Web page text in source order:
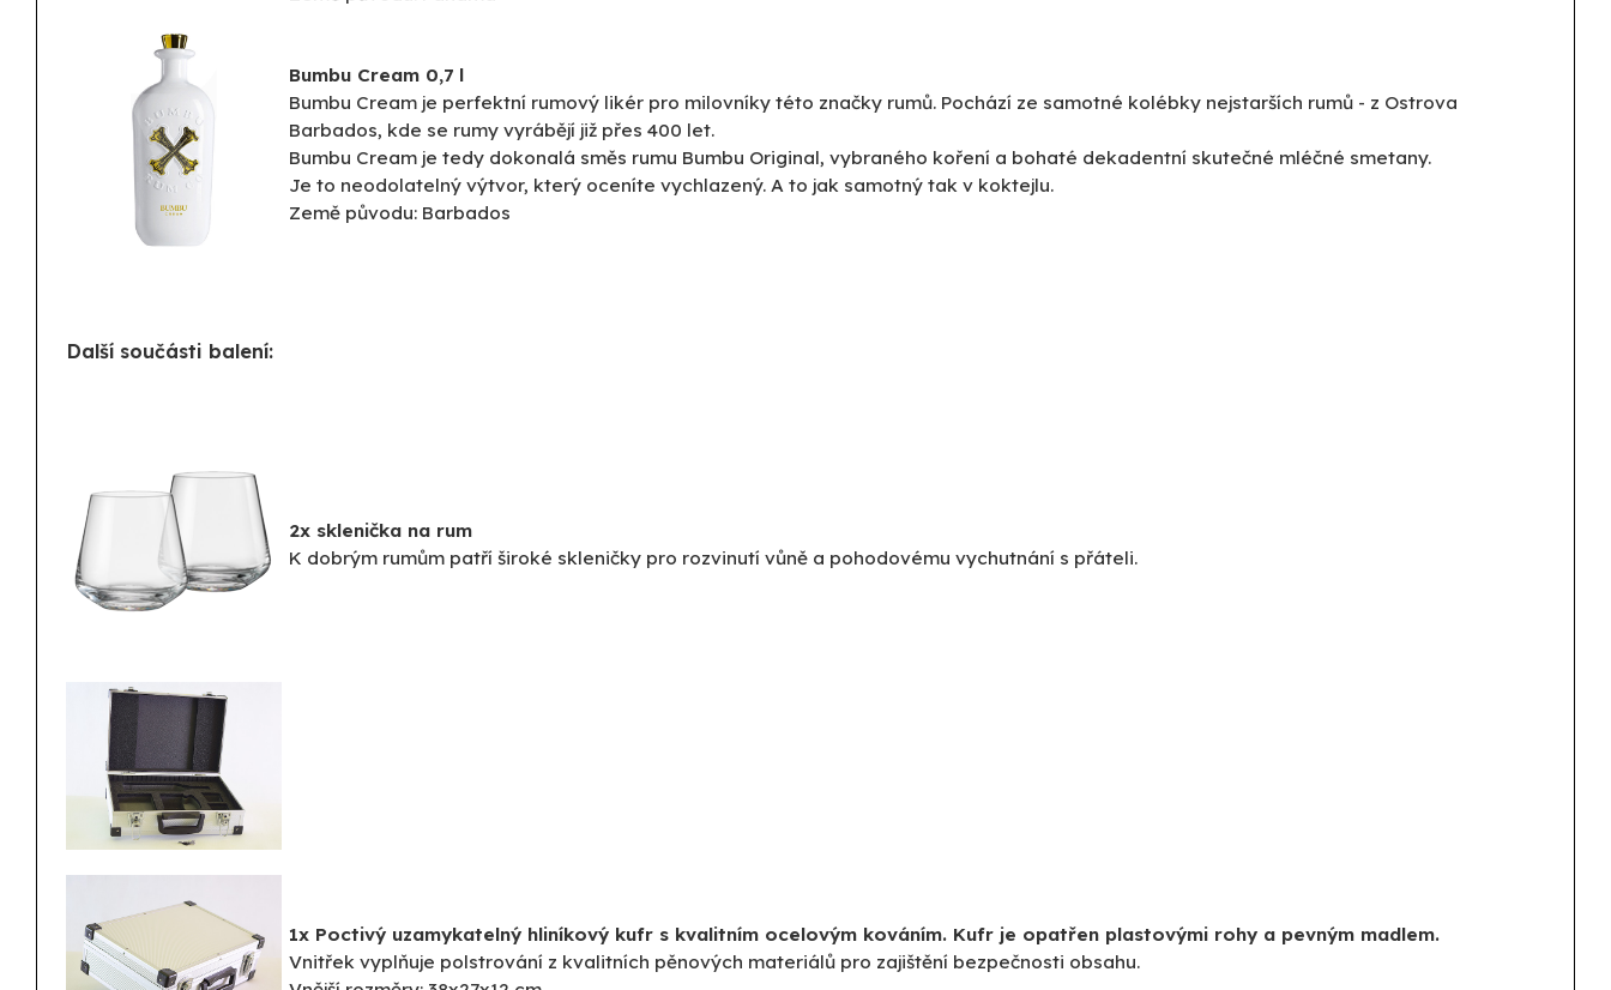
Bumbu Cream 0,7 l
Bumbu Cream je perfektní rumový likér pro milovníky této značky rumů. Pochází ze samotné kolébky nejstarších rumů - z Ostrova
Barbados, kde se rumy vyrábějí již přes 400 let.
Bumbu Cream je tedy dokonalá směs rumu Bumbu Original, vybraného koření a bohaté dekadentní skutečné mléčné smetany.
Je to neodolatelný výtvor, který oceníte vychlazený. A to jak samotný tak v koktejlu.
Země původu: Barbados
Další součásti balení:
2x sklenička na rum
K dobrým rumům patří široké skleničky pro rozvinutí vůně a pohodovému vychutnání s přáteli.
1x Poctivý uzamykatelný hliníkový kufr s kvalitním ocelovým kováním. Kufr je opatřen plastovými rohy a pevným madlem.
Vnitřek vyplňuje polstrování z kvalitních pěnových materiálů pro zajištění bezpečnosti obsahu.